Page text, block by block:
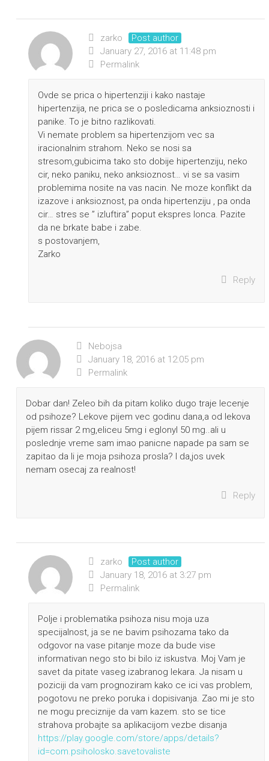
zarko
Post author
January 27, 2016 at 11:48 pm
Permalink
Ovde se prica o hipertenziji i kako nastaje
hipertenzija, ne prica se o posledicama anksioznosti i
panike. To je bitno razlikovati.
Vi nemate problem sa hipertenzijom vec sa
iracionalnim strahom. Neko se nosi sa
stresom,gubicima tako sto dobije hipertenziju, neko
cir, neko paniku, neko anksioznost… vi se sa vasim
problemima nosite na vas nacin. Ne moze konflikt da
izazove i anksioznost, pa onda hipertenziju , pa onda
cir… stres se ” izluftira” poput ekspres lonca. Pazite
da ne brkate babe i zabe.
s postovanjem,
Zarko
Reply
Nebojsa
January 18, 2016 at 12:05 pm
Permalink
Dobar dan! Zeleo bih da pitam koliko dugo traje lecenje
od psihoze? Lekove pijem vec godinu dana,a od lekova
pijem rissar 2 mg,eliceu 5mg i eglonyl 50 mg..ali u
poslednje vreme sam imao panicne napade pa sam se
zapitao da li je moja psihoza prosla? I da,jos uvek
nemam osecaj za realnost!
Reply
zarko
Post author
January 18, 2016 at 3:27 pm
Permalink
Polje i problematika psihoza nisu moja uza
specijalnost, ja se ne bavim psihozama tako da
odgovor na vase pitanje moze da bude vise
informativan nego sto bi bilo iz iskustva. Moj Vam je
savet da pitate vaseg izabranog lekara. Ja nisam u
poziciji da vam prognoziram kako ce ici vas problem,
pogotovu ne preko poruka i dopisivanja. Zao mi je sto
ne mogu preciznije da vam kazem. sto se tice
strahova probajte sa aplikacijom vezbe disanja
https://play.google.com/store/apps/details?
id=com.psiholosko.savetovaliste